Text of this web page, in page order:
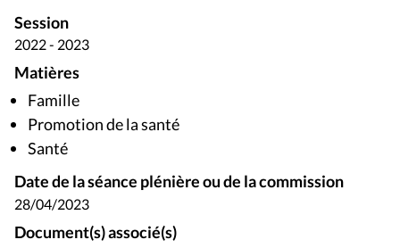
Session
2022 - 2023
Matières
Famille
Promotion de la santé
Santé
Date de la séance plénière ou de la commission
28/04/2023
Document(s) associé(s)